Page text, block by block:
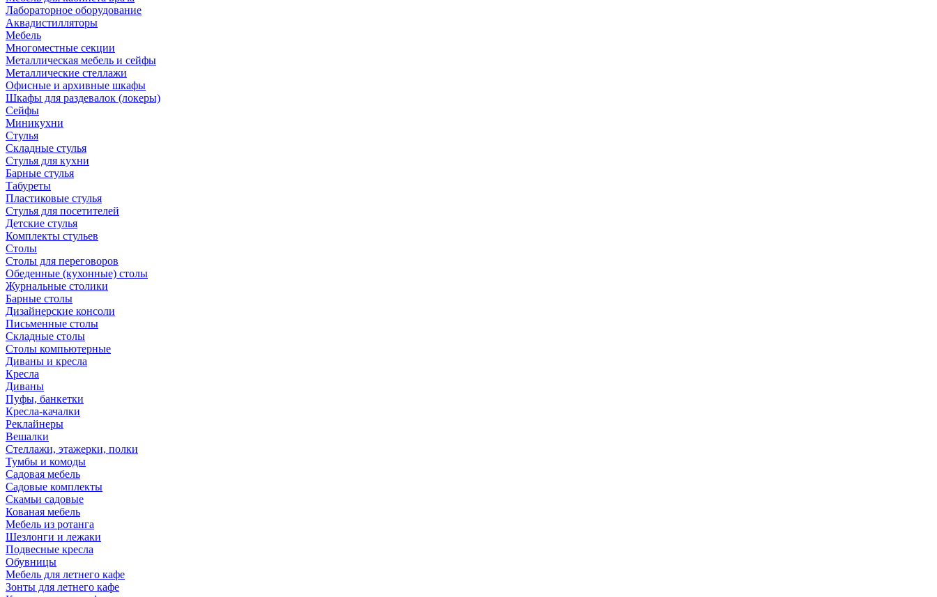
Лабораторное оборудование
Аквадистилляторы
Мебель
Многоместные секции
Металлическая мебель и сейфы
Металлические стеллажи
Офисные и архивные шкафы
Шкафы для раздевалок (локеры)
Сейфы
Миникухни
Стулья
Складные стулья
Стулья для кухни
Барные стулья
Табуреты
Пластиковые стулья
Стулья для посетителей
Детские стулья
Комплекты стульев
Столы
Столы для переговоров
Обеденные (кухонные) столы
Журнальные столики
Барные столы
Дизайнерские консоли
Письменные столы
Складные столы
Столы компьютерные
Диваны и кресла
Кресла
Диваны
Пуфы, банкетки
Кресла-качалки
Реклайнеры
Вешалки
Стеллажи, этажерки, полки
Тумбы и комоды
Садовая мебель
Садовые комплекты
Скамьи садовые
Кованая мебель
Мебель из ротанга
Шезлонги и лежаки
Подвесные кресла
Обувницы
Мебель для летнего кафе
Зонты для летнего кафе